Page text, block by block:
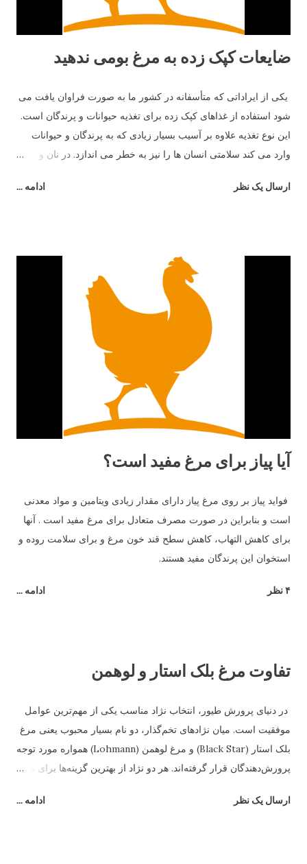
ضایعات کپک زده به مرغ بومی ندهید
یکی از ایراداتی که متأسفانه در کشور ما به صورت فراوان یافت می
شود استفاده از غذاهای کپک زده برای تغذیه حیوانات و پرندگان است.
این نوع تغذیه علاوه بر آسیب بسیار زیادی که به پرندگان و حیوانات
وارد می کند سلامتی انسان ها را نیز به خطر می اندازد. در نان و
ماده باعث آسیب شدید سیستم گوارشی پرندگان و حیوانات می شود
آب و غذای آن ها چک و تمیز شده و اطمینان حاصل کرد که کپک و
باقی مانده غذای فاسد در ظروف باقی نماند.
ارسال یک نظر ادامه ...
آیا پیاز برای مرغ مفید است؟
فواید پیاز بر روی مرغ پیاز دارای مقدار زیادی ویتامین و مواد معدنی
است و بنابراین در صورت مصرف متعادل برای مرغ مفید است . آنها
برای کاهش التهاب، کاهش سطح قند خون مرغ و برای سلامت روده و
استخوان این پرندگان مفید هستند.
۴ نظر ادامه ...
تفاوت مرغ بلک استار و لوهمن
در دنیای پرورش طیور، انتخاب نژاد مناسب یکی از مهم‌ترین عوامل
موفقیت است. میان نژادهای تخم‌گذار، دو نام بسیار محبوب یعنی مرغ
بلک استار (Black Star) و مرغ لوهمن (Lohmann) همواره مورد توجه
پرورش‌دهندگان قرار گرفته‌اند. هر دو نژاد از بهترین گزینه‌ها برای تولید
نگهداری دارند. در این مقاله به بررسی دقیق تفاوت مرغ بلک استار و
ارسال یک نظر ادامه ...